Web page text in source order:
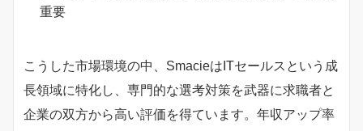
重要
こうした市場環境の中、SmacieはITセールスという成
長領域に特化し、専門的な選考対策を武器に求職者と
企業の双方から高い評価を得ています。年収アップ率